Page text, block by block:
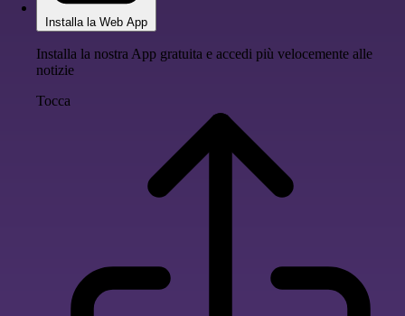
Installa la Web App
Installa la nostra App gratuita e accedi più velocemente alle
notizie
Tocca